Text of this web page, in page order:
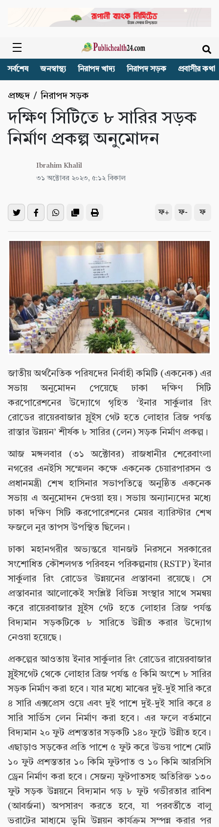
সর্বশেষ জনস্বাস্থ্য নিরাপদ খাদ্য নিরাপদ সড়ক প্রবাসীর কথা
প্রচ্ছদ /নিরাপদ সড়ক
দক্ষিণ সিটিতে ৮ সারির সড়ক
নির্মাণ প্রকল্প অনুমোদন
Ibrahim Khalil
৩১ অক্টোবর ২০২৩, ৫:১২ বিকাল
ফ+ ফ- ফ
জাতীয় অর্থনৈতিক পরিষদের নির্বাহী কমিটি (একনেক) এর
সভায় অনুমোদন পেয়েছে ঢাকা দক্ষিণ সিটি
করপোরেশনের উদ্যোগে গৃহিত ‘ইনার সার্কুলার রিং
রোডের রায়েরবাজার স্লুইস গেট হতে লোহার ব্রিজ পর্যন্ত
রাস্তার উন্নয়ন’ শীর্ষক ৮ সারির (লেন) সড়ক নির্মাণ প্রকল্প।
আজ মঙ্গলবার (৩১ অক্টোবর) রাজধানীর শেরেবাংলা
নগরের এনইসি সম্মেলন কক্ষে একনেক চেয়ারপারসন ও
প্রধানমন্ত্রী শেখ হাসিনার সভাপতিত্বে অনুষ্ঠিত একনেক
সভায় এ অনুমোদন দেওয়া হয়। সভায় অন্যান্যদের মধ্যে
ঢাকা দক্ষিণ সিটি করপোরেশনের মেয়র ব্যারিস্টার শেখ
ফজলে নূর তাপস উপস্থিত ছিলেন।
ঢাকা মহানগরীর অভ্যন্তরে যানজট নিরসনে সরকারের
সংশোধিত কৌশলগত পরিবহন পরিকল্পনায় (RSTP) ইনার
সার্কুলার রিং রোডের উন্নয়নের প্রস্তাবনা রয়েছে। সে
প্রস্তাবনার আলোকেই সংশ্লিষ্ট বিভিন্ন সংস্থার সাথে সমন্বয়
করে রায়েরবাজার স্লুইস গেট হতে লোহার ব্রিজ পর্যন্ত
বিদ্যমান সড়কটিকে ৮ সারিতে উন্নীত করার উদ্যোগ
নেওয়া হয়েছে।
প্রকল্পের আওতায় ইনার সার্কুলার রিং রোডের রায়েরবাজার
স্লুইসগেট থেকে লোহার ব্রিজ পর্যন্ত ৫ কিমি অংশে ৮ সারির
সড়ক নির্মাণ করা হবে। যার মধ্যে মাঝের দুই-দুই সারি করে
৪ সারি এক্সপ্রেস ওয়ে এবং দুই পাশে দুই-দুই সারি করে ৪
সারি সার্ভিস লেন নির্মাণ করা হবে। এর ফলে বর্তমানে
বিদ্যমান ২০ ফুট প্রশস্ততার সড়কটি ১৪০ ফুটে উন্নীত হবে।
এছাড়াও সড়কের প্রতি পাশে ৫ ফুট করে উভয় পাশে মোট
১০ ফুট প্রশস্ততার ১০ কিমি ফুটপাত ও ১০ কিমি আরসিসি
ড্রেন নির্মাণ করা হবে। সেজন্য ফুটপাতসহ অতিরিক্ত ১৩০
ফুট সড়ক উন্নয়নে বিদ্যমান গড় ৮ ফুট গভীরতার রাবিশ
(আবর্জনা) অপসারণ করতে হবে, যা পরবর্তীতে বালু
ভরাটের মাধ্যমে ভূমি উন্নয়ন কার্যক্রম সম্পন্ন করার পর